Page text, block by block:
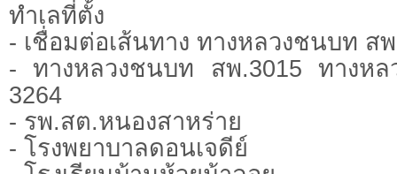
ทำเลที่ตั้ง
- เชื่อมต่อเส้นทาง ทางหลวงชนบท ส
- ทางหลวงชนบท สพ.3015 ทางหล
3264
- รพ.สต.หนองสาหร่าย
- โรงพยาบาลดอนเจดีย์